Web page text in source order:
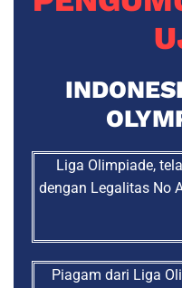
Liga Olimpiade,
dengan Legalitas No
Piagam dari Liga